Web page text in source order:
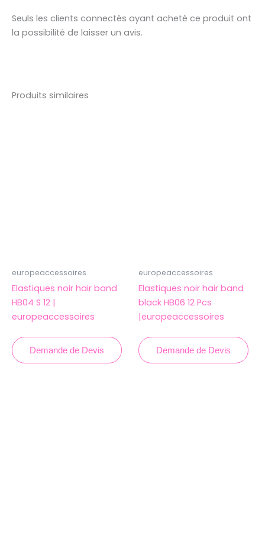
Seuls les clients connectés ayant acheté ce produit ont
la possibilité de laisser un avis.
Produits similaires
europeaccessoires
Elastiques noir hair band
HB04 S 12 |
europeaccessoires
Demande de Devis
europeaccessoires
Elastiques noir hair band
black HB06 12 Pcs
|europeaccessoires
Demande de Devis